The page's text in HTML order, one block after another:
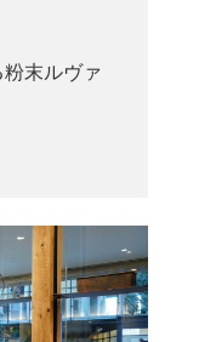
末ルヴァ